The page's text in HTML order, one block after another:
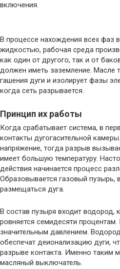
включения.
В процессе нахождения всех фаз
жидкостью, рабочая среда
как один от другого, так и от
должен иметь заземление. Масле
гашения дуги и изолирует фазы
когда сеть разрывается.
Принцип их работы
Когда срабатывает система, в
контакты дугогасительной
напряжение, тогда разрыв
имеет большую температуру.
действия начинается процесс
Образовывается газовый пузырь,
размещаться дуга.
В состав пузыря входит водород,
ровняется семидесяти
значительным давлением.
обеспечат деионализацию дуги,
разрыве контакта. Именно таким
масляный выключатель.